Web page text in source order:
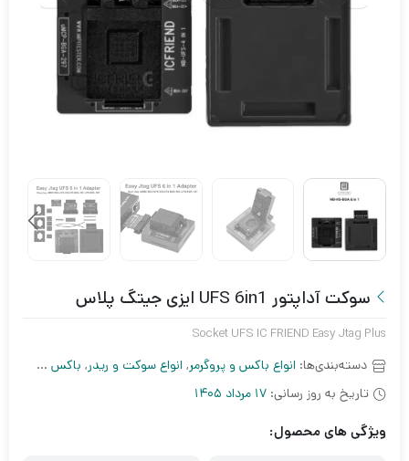
سوکت آداپتور UFS 6in1 ایزی جیتگ پلاس
Socket UFS IC FRIEND Easy Jtag Plus
دسته‌بندی‌ها: انواع باکس و پروگرمر, انواع سوکت و ریدر, باکس و دانگل اندروید
تاریخ به روز رسانی: 17 مرداد 1405
ویژگی های محصول: